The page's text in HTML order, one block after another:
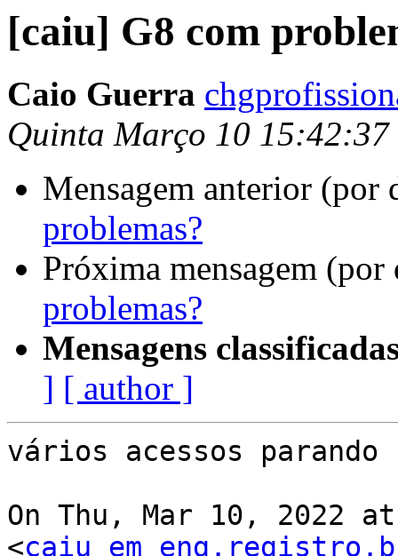
[caiu] G8 com
Caio Guerra
Quinta Março 10 15:42:37
Mensagem anterior (por
problemas?
Próxima mensagem
problemas?
Mensagens
] [ author ]
vários acessos parando
On Thu, Mar 10, 2022
<caiu em